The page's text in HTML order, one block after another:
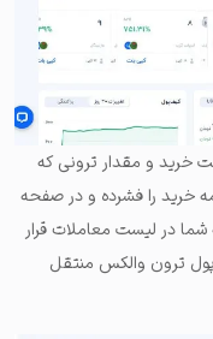
خرید و مقدار ترونی که
خرید را فشرده و در صفحه
شما در لیست معاملات قرار
ترون والکس منتقل